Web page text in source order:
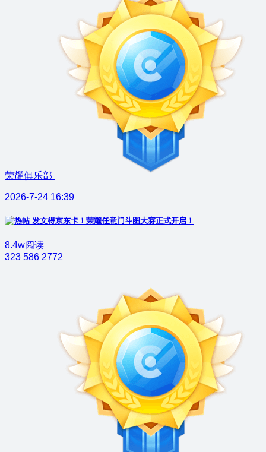
荣耀俱乐部
2026-7-24 16:39
发文得京东卡！荣耀任意门斗图大赛正式开启！
8.4w阅读
323 586 2772